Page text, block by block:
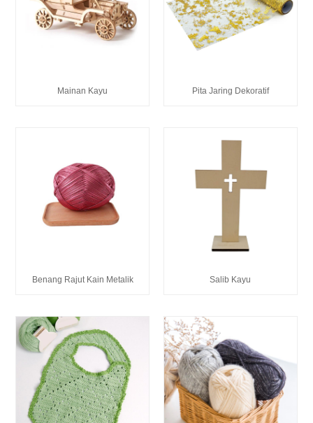
Mainan Kayu Pita Jaring Dekoratif
Benang Rajut Kain Metalik Salib Kayu